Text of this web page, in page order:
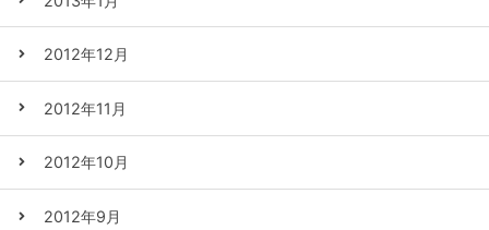
2012年12月
2012年11月
2012年10月
2012年9月